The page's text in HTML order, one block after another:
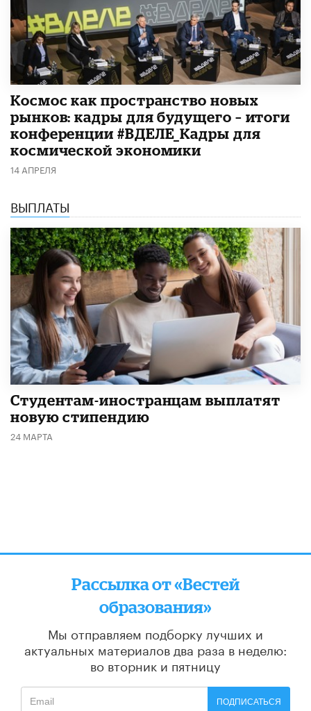
Космос как пространство новых
рынков: кадры для будущего – итоги
конференции #ВДЕЛЕ_Кадры для
космической экономики
14 АПРЕЛЯ
ВЫПЛАТЫ
Студентам-иностранцам выплатят
новую стипендию
24 МАРТА
Рассылка от «Вестей
образования»
Мы отправляем подборку лучших и
актуальных материалов два раза в неделю:
во вторник и пятницу
ПОДПИСАТЬСЯ